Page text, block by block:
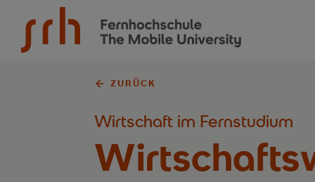
ZURÜCK
Wirtschaft im Fernstudium